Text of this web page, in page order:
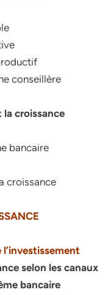
conseillère
la croissance
bancaire
croissance
l’investissement
selon les canaux
bancaire